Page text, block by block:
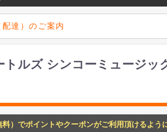
達）のご案内
ルズ シンコーミュージッ
）でポイントやクーポンがご利用頂けるよう